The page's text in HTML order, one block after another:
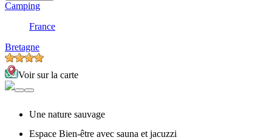
Camping
France
Bretagne
Voir sur la carte
Une nature sauvage
Espace Bien-être avec sauna et jacuzzi